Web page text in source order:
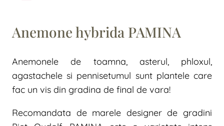
Anemone hybrida PAMINA
Anemonele de toamna, asterul, phloxul,
agastachele si pennisetumul sunt plantele care
fac un vis din gradina de final de vara!
Recomandata de marele designer de gradini